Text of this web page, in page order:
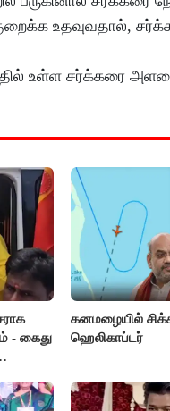
உதவுவதால்,
உள்ள சர்க்கரை
- கைது
கனமழையில்
ஹெலிகாப்டர்